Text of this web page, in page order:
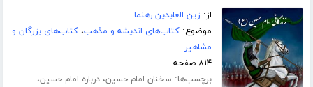
از:زین العابدین رهنما
موضوع:کتاب‌های اندیشه و مذهب،کتاب‌های بزرگان و
مشاهیر
۸۱۴ صفحه
برچسب‌ها: سخنان امام حسین،درباره امام حسین،